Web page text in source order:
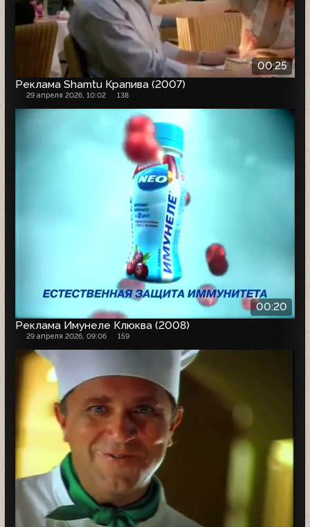
00:25
Реклама Shamtu Крапива (2007)
29 апреля 2026, 10:02 138
00:20
Реклама Имунеле Клюква (2008)
29 апреля 2026, 09:06 159